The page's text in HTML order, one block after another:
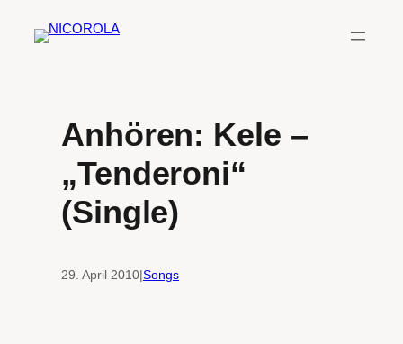
Inhalt
Anhören: Kele –
„Tenderoni“
(Single)
29. April 2010|Songs